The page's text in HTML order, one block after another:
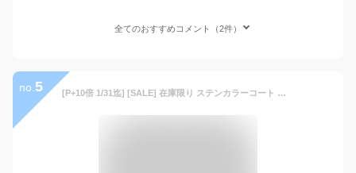
全てのおすすめコメント（2件）
no. 5 [P+10倍 1/31迄] [SALE] 在庫限り ステンカラーコート メンズ 撥水 スプリングコート ビジネスコート ストレッチ グレー ネイビー サックス ベージュ 春 秋 580801 G-STAGE ジーステージ